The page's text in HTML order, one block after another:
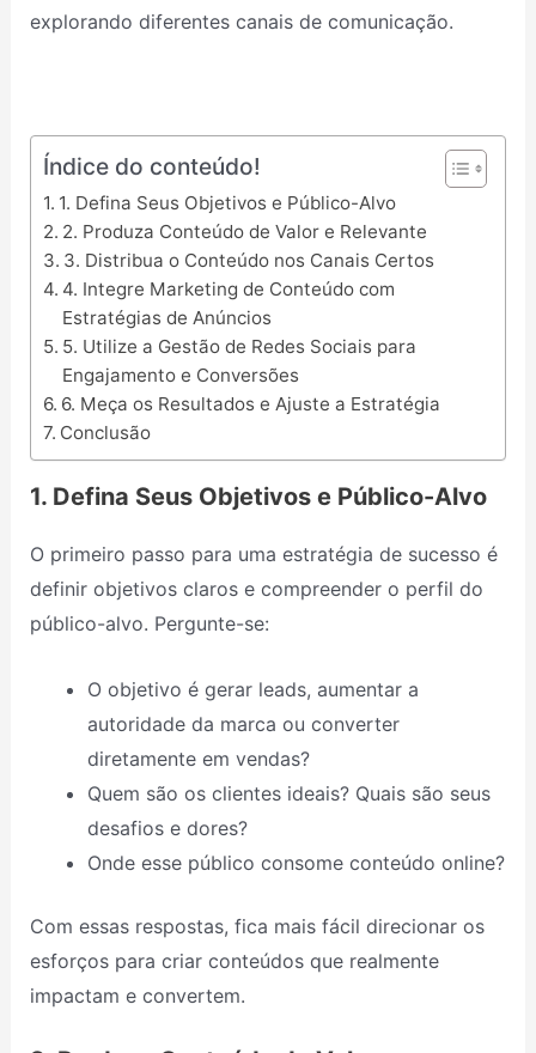
explorando diferentes canais de comunicação.
Índice do conteúdo!
1. Defina Seus Objetivos e Público-Alvo
2. Produza Conteúdo de Valor e Relevante
3. Distribua o Conteúdo nos Canais Certos
4. Integre Marketing de Conteúdo com
Estratégias de Anúncios
5. Utilize a Gestão de Redes Sociais para
Engajamento e Conversões
6. Meça os Resultados e Ajuste a Estratégia
Conclusão
1. Defina Seus Objetivos e Público-Alvo
O primeiro passo para uma estratégia de sucesso é
definir objetivos claros e compreender o perfil do
público-alvo. Pergunte-se:
O objetivo é gerar leads, aumentar a
autoridade da marca ou converter
diretamente em vendas?
Quem são os clientes ideais? Quais são seus
desafios e dores?
Onde esse público consome conteúdo online?
Com essas respostas, fica mais fácil direcionar os
esforços para criar conteúdos que realmente
impactam e convertem.